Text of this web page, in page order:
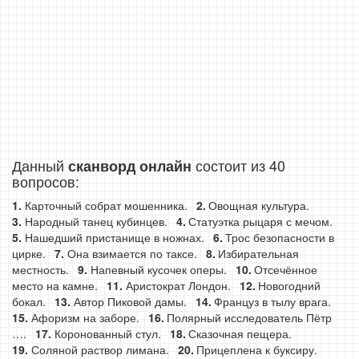
Данный сканворд онлайн состоит из 40
вопросов:
Карточный собрат мошенника.
Овощная культура.
Народный танец кубинцев.
Статуэтка рыцаря с мечом.
Нашедший пристанище в ножнах.
Трос безопасности в
цирке.
Она взимается по таксе.
Избирательная
местность.
Напевный кусочек оперы.
Отсечённое
место на камне.
Аристократ Лондон.
Новогодний
бокал.
Автор Пиковой дамы.
Француз в тылу врага.
Афоризм на заборе.
Полярный исследователь Пётр
….
Коронованный стул.
Сказочная пещера.
Соляной раствор лимана.
Прицеплена к буксиру.